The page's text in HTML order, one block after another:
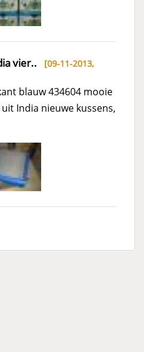
vier.. [09-11-2013,
blauw 434604 mooie
India nieuwe kussens,